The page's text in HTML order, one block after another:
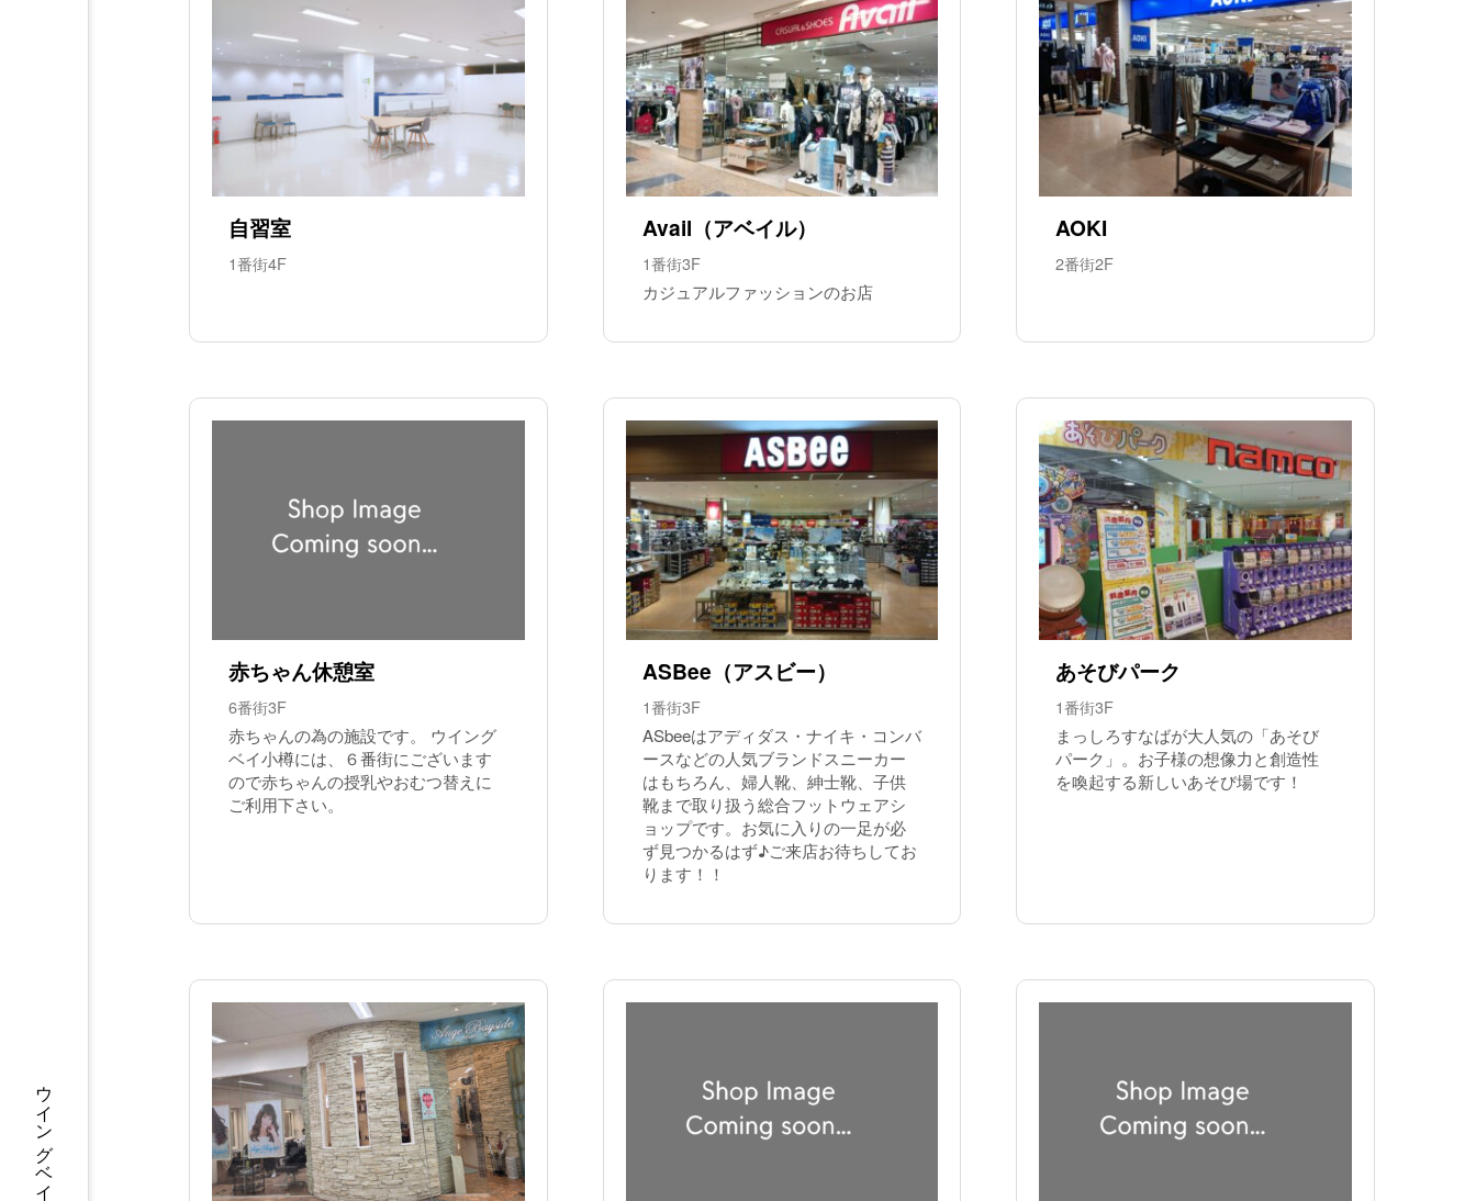
自習室
1番街4F
Avail（アベイル）
1番街3F
カジュアルファッションのお店
AOKI
2番街2F
赤ちゃん休憩室
6番街3F
赤ちゃんの為の施設です。 ウイング
ベイ小樽には、６番街にございます
ので赤ちゃんの授乳やおむつ替えに
ご利用下さい。
ASBee（アスビー）
1番街3F
ASbeeはアディダス・ナイキ・コンバ
ースなどの人気ブランドスニーカー
はもちろん、婦人靴、紳士靴、子供
靴まで取り扱う総合フットウェアシ
ョップです。お気に入りの一足が必
ず見つかるはず♪ご来店お待ちしてお
ります！！
あそびパーク
1番街3F
まっしろすなばが大人気の「あそび
パーク」。お子様の想像力と創造性
を喚起する新しいあそび場です！